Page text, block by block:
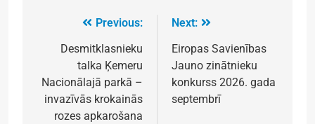
Previous:
Desmitklasnieku
talka Ķemeru
Nacionālajā parkā –
invazīvās krokainās
rozes apkarošana
Next:
Eiropas Savienības
Jauno zinātnieku
konkurss 2026. gada
septembrī